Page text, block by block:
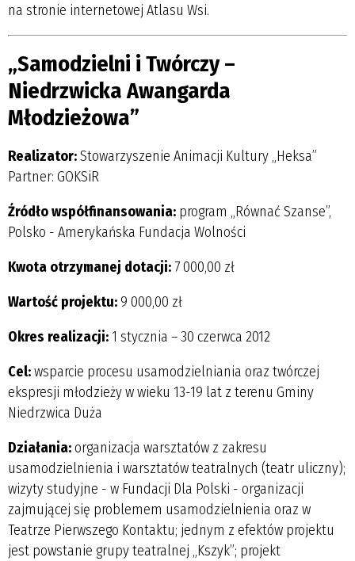
na stronie internetowej Atlasu Wsi.
„Samodzielni i Twórczy –
Niedrzwicka Awangarda
Młodzieżowa”
Realizator:Stowarzyszenie Animacji Kultury „Heksa”
Partner: GOKSiR
Źródło współfinansowania: program „Równać Szanse”,
Polsko - Amerykańska Fundacja Wolności
Kwota otrzymanej dotacji: 7 000,00 zł
Wartość projektu: 9 000,00 zł
Okres realizacji: 1 stycznia – 30 czerwca 2012
Cel:wsparcie procesu usamodzielniania oraz twórczej
ekspresji młodzieży w wieku 13-19 lat z terenu Gminy
Niedrzwica Duża
Działania:organizacja warsztatów z zakresu
usamodzielnienia i warsztatów teatralnych (teatr uliczny);
wizyty studyjne - w Fundacji Dla Polski - organizacji
zajmującej się problemem usamodzielnienia oraz w
Teatrze Pierwszego Kontaktu; jednym z efektów projektu
jest powstanie grupy teatralnej „Kszyk”; projekt